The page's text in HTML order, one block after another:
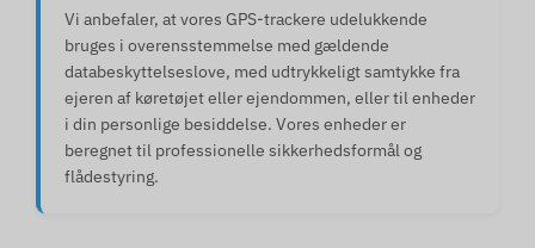
Vi anbefaler, at vores GPS-trackere udelukkende
bruges i overensstemmelse med gældende
databeskyttelseslove, med udtrykkeligt samtykke fra
ejeren af køretøjet eller ejendommen, eller til enheder
i din personlige besiddelse. Vores enheder er
beregnet til professionelle sikkerhedsformål og
flådestyring.